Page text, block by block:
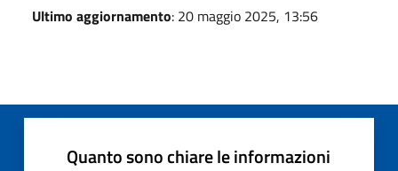
Ultimo aggiornamento: 20 maggio 2025, 13:56
Quanto sono chiare le informazioni